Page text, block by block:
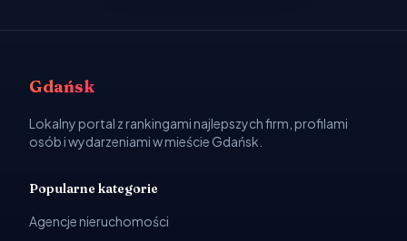
Gdańsk
Lokalny portal z rankingami najlepszych firm, profilami
osób i wydarzeniami w mieście Gdańsk.
Popularne kategorie
Agencje nieruchomości